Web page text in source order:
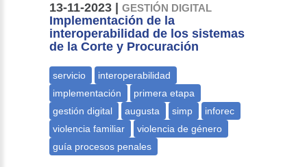
13-11-2023 |GESTIÓN DIGITAL
Implementación de la
interoperabilidad de los sistemas
de la Corte y Procuración